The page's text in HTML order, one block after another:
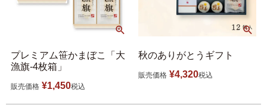
プレミアム笹かまぼこ「大
漁旗-4枚箱」
販売価格 ¥1,450税込
秋のありがとうギフト
販売価格 ¥4,320税込